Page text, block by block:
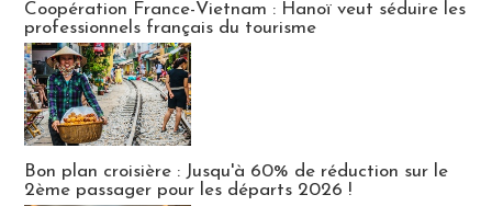
Coopération France-Vietnam : Hanoï veut séduire les
professionnels français du tourisme
Bon plan croisière : Jusqu'à 60% de réduction sur le
2ème passager pour les départs 2026 !